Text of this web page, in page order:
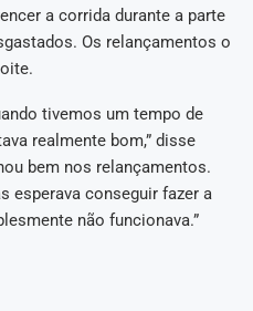
a corrida durante a parte
Os relançamentos o
tivemos um tempo de
realmente bom,” disse
bem nos relançamentos.
esperava conseguir fazer a
não funcionava.”